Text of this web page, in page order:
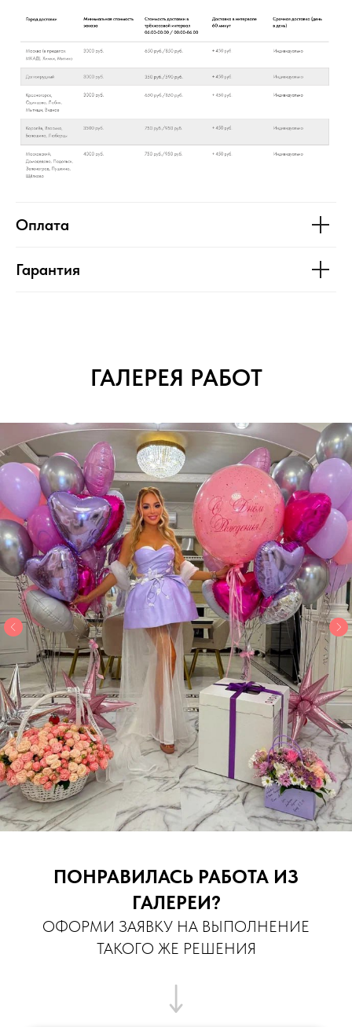
Оплата
Гарантия
ГАЛЕРЕЯ РАБОТ
ПОНРАВИЛАСЬ РАБОТА ИЗ
ГАЛЕРЕИ?
ОФОРМИ ЗАЯВКУ НА ВЫПОЛНЕНИЕ
ТАКОГО ЖЕ РЕШЕНИЯ